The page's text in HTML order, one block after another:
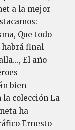
a la mejor
Que todo
habrá final
El año
bien
la colección La
ha
Ernesto